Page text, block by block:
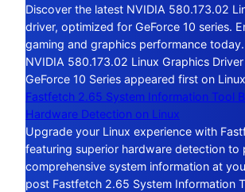
Discover the latest NVIDIA 580.173.02
driver, optimized for GeForce 10 series.
gaming and graphics performance
NVIDIA 580.173.02 Linux Graphics
GeForce 10 Series appeared first on
Fastfetch 2.65 System Information Tool
Hardware Detection on Linux
Upgrade your Linux experience with
featuring superior hardware detection to
comprehensive system information at
post Fastfetch 2.65 System Information